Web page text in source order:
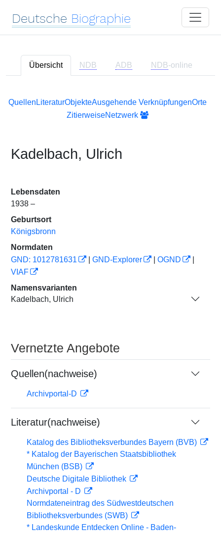
Deutsche Biographie
Übersicht NDB ADB NDB-online
Quellen LiteraturObjekteAusgehende VerknüpfungenOrte
ZitierweiseNetzwerk
Kadelbach, Ulrich
Lebensdaten
1938 –
Geburtsort
Königsbronn
Normdaten
GND: 1012781631
GND-Explorer OGND
VIAF
Namensvarianten
Kadelbach, Ulrich
Vernetzte Angebote
Quellen(nachweise)
Archivportal-D
Literatur(nachweise)
Katalog des Bibliotheksverbundes Bayern (BVB)
* Katalog der Bayerischen Staatsbibliothek
München (BSB)
Deutsche Digitale Bibliothek
Archivportal - D
Normdateneintrag des Südwestdeutschen
Bibliotheksverbundes (SWB)
* Landeskunde Entdecken Online - Baden-